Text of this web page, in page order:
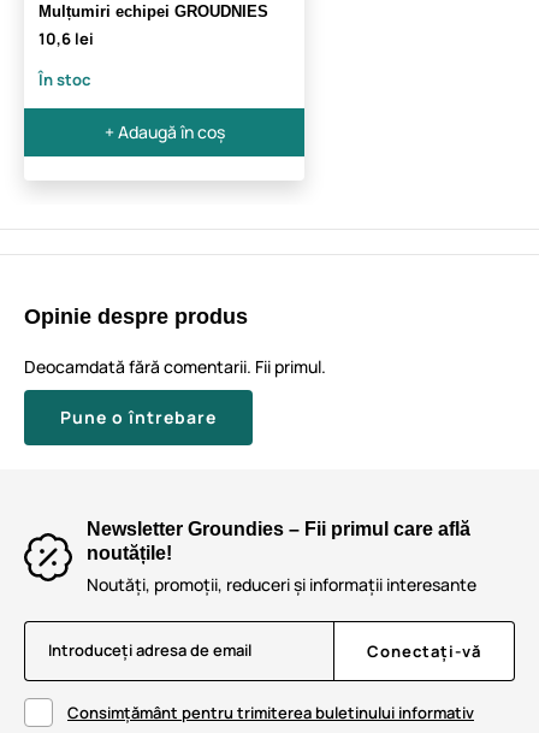
Mulțumiri echipei GROUDNIES
10,6 lei
În stoc
+ Adaugă în coș
Opinie despre produs
Deocamdată fără comentarii. Fii primul.
Pune o întrebare
Newsletter Groundies – Fii primul care află
noutățile!
Noutăți, promoții, reduceri și informații interesante
Introduceți adresa de email Conectați-vă
Consimțământ pentru trimiterea buletinului informativ